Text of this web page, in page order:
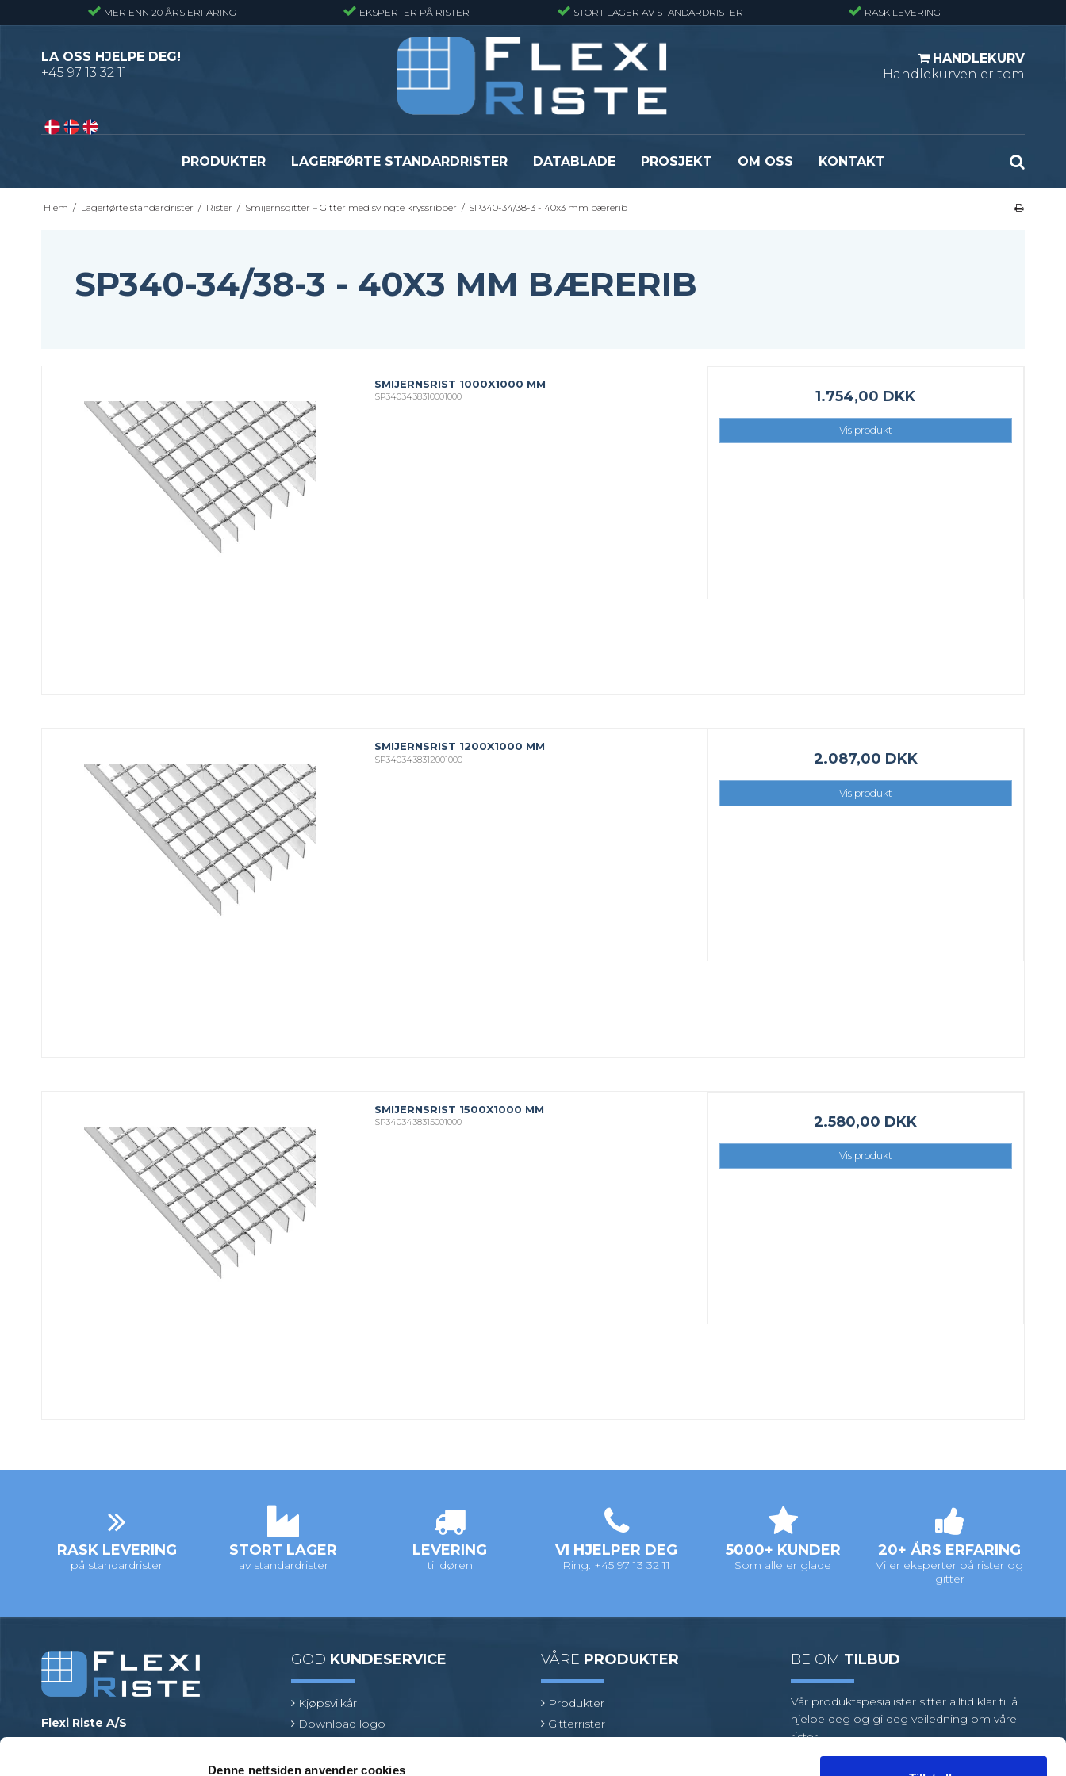
Denne nettsiden anvender cookies
MER ENN 20 ÅRS ERFARING EKSPERTER PÅ RISTER STORT LAGER AV STANDARDRISTER RASK LEVERING
LA OSS HJELPE DEG!
+45 97 13 32 11
HANDLEKURV
Handlekurven er tom
PRODUKTER
Pressveiset gitterrister – Alminnelig
kryssribber
Gitterrister trinn – S235JR
Byggeplasstrinn
Se alle
Gitterrister matter
Smijernsmatter
Se alle
GRP gitterrister - Stormasket
Se alle
Festebeslag - Opptrekksrister
LAGERFØRTE STANDARDRISTER DATABLADE PROSJEKT OM OSS KONTAKT
Hjem / Lagerførte standardrister / Rister / Smijernsgitter – Gitter med svingte kryssribber / SP340-34/38-3 - 40x3 mm bærerib
SP340-34/38-3 - 40X3 MM BÆRERIB
SMIJERNSRIST 1000X1000 MM
SP3403438310001000 1.754,00 DKK
Vis produkt
SMIJERNSRIST 1200X1000 MM
SP3403438312001000 2.087,00 DKK
Vis produkt
SMIJERNSRIST 1500X1000 MM
SP3403438315001000 2.580,00 DKK
Vis produkt
RASK LEVERING
på standardrister
STORT LAGER
av standardrister
LEVERING
til døren
VI HJELPER DEG
Ring: +45 97 13 32 11
5000+ KUNDER
Som alle er glade
20+ ÅRS ERFARING
Vi er eksperter på rister og
gitter
Flexi Riste A/S
GOD KUNDESERVICE
Kjøpsvilkår
Download logo
Find en produktspesialist
VÅRE PRODUKTER
Produkter
Gitterrister
BE OM TILBUD
Vår produktspesialister sitter alltid klar til å
hjelpe deg og gi deg veiledning om våre
rister!
Vi har et stort utvalg av standardrister,
men hvis oppgaven din krever